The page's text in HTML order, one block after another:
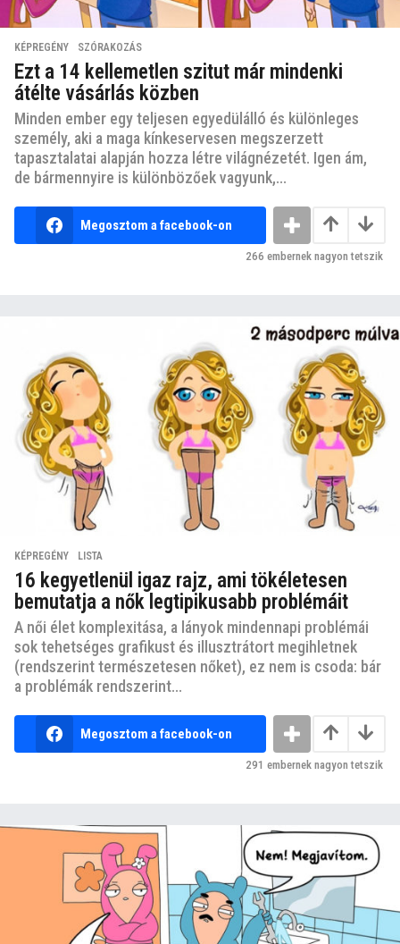
KÉPREGÉNY ,SZÓRAKOZÁS
Ezt a 14 kellemetlen szitut már mindenki
átélte vásárlás közben
Minden ember egy teljesen egyedülálló és különleges
személy, aki a maga kínkeservesen megszerzett
tapasztalatai alapján hozza létre világnézetét. Igen ám,
de bármennyire is különbözőek vagyunk,...
Megosztom a facebook-on
266 embernek nagyon tetszik
KÉPREGÉNY ,LISTA
16 kegyetlenül igaz rajz, ami tökéletesen
bemutatja a nők legtipikusabb problémáit
A női élet komplexitása, a lányok mindennapi problémái
sok tehetséges grafikust és illusztrátort megihletnek
(rendszerint természetesen nőket), ez nem is csoda: bár
a problémák rendszerint...
Megosztom a facebook-on
291 embernek nagyon tetszik